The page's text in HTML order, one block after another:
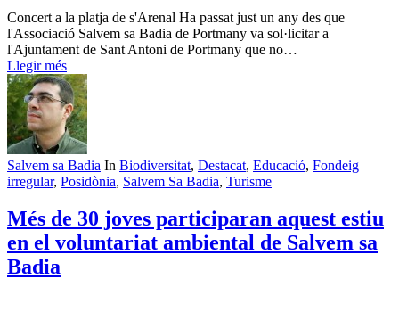
Concert a la platja de s'Arenal Ha passat just un any des que
l'Associació Salvem sa Badia de Portmany va sol·licitar a
l'Ajuntament de Sant Antoni de Portmany que no…
Llegir més
Salvem sa Badia In Biodiversitat, Destacat, Educació, Fondeig
irregular, Posidònia, Salvem Sa Badia, Turisme
Més de 30 joves participaran aquest estiu
en el voluntariat ambiental de Salvem sa
Badia